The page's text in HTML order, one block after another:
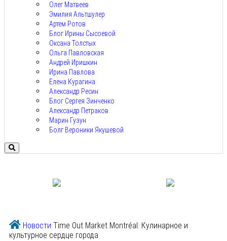
Олег Матвеев
Эмилия Альтшулер
Артем Ротов
Блог Ирины Сысоевой
Оксана Толстых
Ольга Павловская
Андрей Иришкин
Ирина Павлова
Елена Курагина
Александр Ресин
Блог Сергея Зинченко
Александр Петраков
Марин Гузун
Болг Вероники Якушевой
Новости Time Out Market Montréal: Кулинарное и
культурное сердце города